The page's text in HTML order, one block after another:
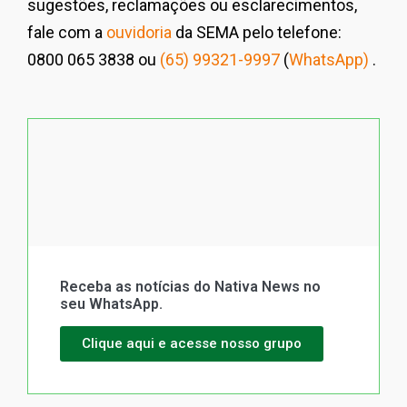
sugestões, reclamações ou esclarecimentos,
fale com a ouvidoria da SEMA pelo telefone:
0800 065 3838 ou (65) 99321-9997 (WhatsApp) .
Receba as notícias do Nativa News no
seu WhatsApp.
Clique aqui e acesse nosso grupo